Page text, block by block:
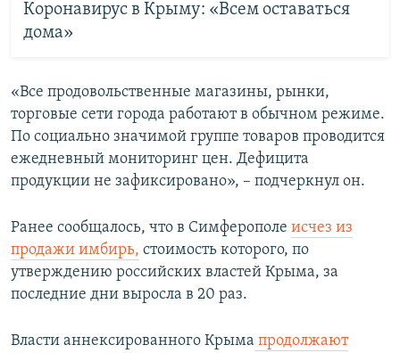
Коронавирус в Крыму: «Всем оставаться
дома»
«Все продовольственные магазины, рынки,
торговые сети города работают в обычном режиме.
По социально значимой группе товаров проводится
ежедневный мониторинг цен. Дефицита
продукции не зафиксировано», – подчеркнул он.
Ранее сообщалось, что в Симферополе исчез из
продажи имбирь, стоимость которого, по
утверждению российских властей Крыма, за
последние дни выросла в 20 раз.
Власти аннексированного Крыма продолжают